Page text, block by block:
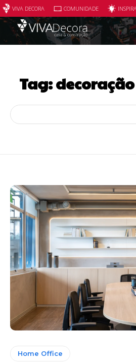
VIVA DECORA COMUNIDADE
Tag:
Home Office